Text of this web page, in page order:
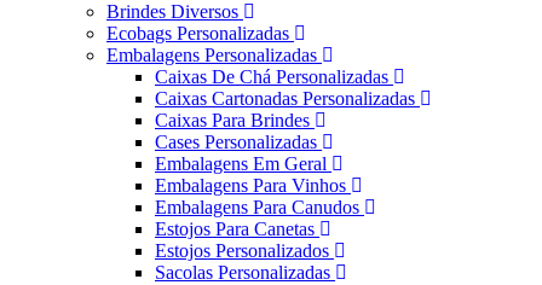
Brindes Diversos
Ecobags Personalizadas
Embalagens Personalizadas
Caixas De Chá Personalizadas
Caixas Cartonadas Personalizadas
Caixas Para Brindes
Cases Personalizadas
Embalagens Em Geral
Embalagens Para Vinhos
Embalagens Para Canudos
Estojos Para Canetas
Estojos Personalizados
Sacolas Personalizadas